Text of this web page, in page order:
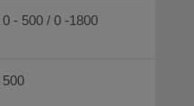
0 - 500 / 0 -1800
500